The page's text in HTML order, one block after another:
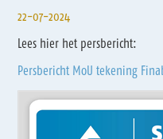
22-07-2024
Lees hier het persbericht:
Persbericht MoU tekening